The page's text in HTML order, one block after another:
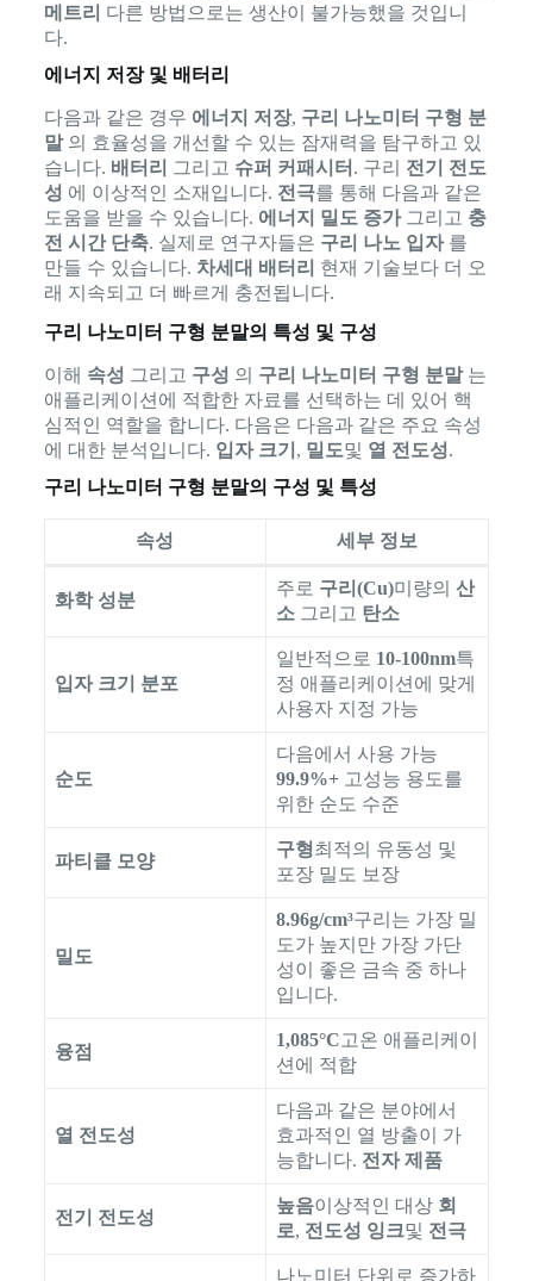
메트리 다른 방법으로는 생산이 불가능했을 것입니
다.
에너지 저장 및 배터리
다음과 같은 경우 에너지 저장, 구리 나노미터 구형 분
말의 효율성을 개선할 수 있는 잠재력을 탐구하고 있
습니다. 배터리 그리고 슈퍼 커패시터 . 구리 전기 전도
성 에 이상적인 소재입니다. 전극를 통해 다음과 같은
도움을 받을 수 있습니다. 에너지 밀도 증가그리고 충
전 시간 단축. 실제로 연구자들은 구리 나노 입자를
만들 수 있습니다. 차세대 배터리 현재 기술보다 더 오
래 지속되고 더 빠르게 충전됩니다.
구리 나노미터 구형 분말의 특성 및 구성
이해 속성 그리고 구성 의 구리 나노미터 구형 분말는
애플리케이션에 적합한 자료를 선택하는 데 있어 핵
심적인 역할을 합니다. 다음은 다음과 같은 주요 속성
에 대한 분석입니다. 입자 크기 , 밀도및 열 전도성.
구리 나노미터 구형 분말의 구성 및 특성
속성 세부 정보
화학 성분
주로 구리(Cu)미량의 산
소그리고 탄소
입자 크기 분포
일반적으로 10-100nm특
정 애플리케이션에 맞게
사용자 지정 가능
순도
다음에서 사용 가능
99.9%+고성능 용도를
위한 순도 수준
파티클 모양
구형최적의 유동성 및
포장 밀도 보장
밀도
8.96g/cm³구리는 가장 밀
도가 높지만 가장 가단
성이 좋은 금속 중 하나
입니다.
융점
1,085°C고온 애플리케이
션에 적합
열 전도성
다음과 같은 분야에서
효과적인 열 방출이 가
능합니다. 전자 제품
전기 전도성
높음이상적인 대상 회
로, 전도성 잉크및 전극
나노미터 단위로 증가하